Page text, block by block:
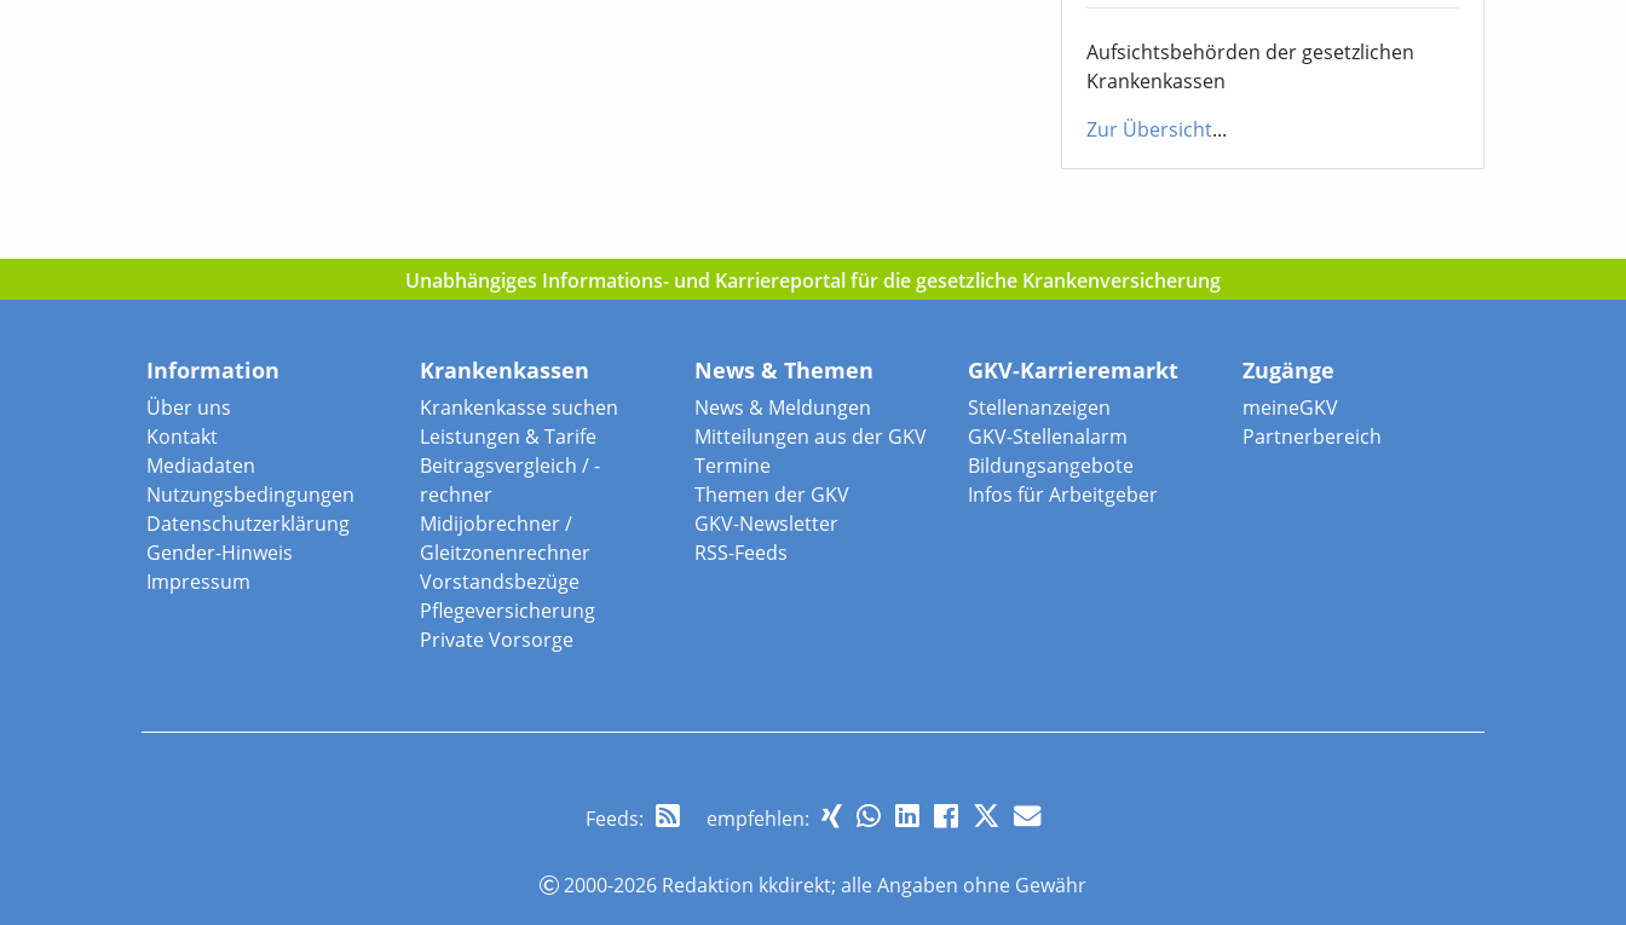
Aufsichtsbehörden der gesetzlichen
Krankenkassen
Zur Übersicht...
Unabhängiges Informations- und Karriereportal für die gesetzliche Krankenversicherung
Information
Über uns
Kontakt
Mediadaten
Nutzungsbedingungen
Datenschutzerklärung
Gender-Hinweis
Impressum
Krankenkassen
Krankenkasse suchen
Leistungen & Tarife
Beitragsvergleich / -
rechner
Midijobrechner /
Gleitzonenrechner
Vorstandsbezüge
Pflegeversicherung
Private Vorsorge
News & Themen
News & Meldungen
Mitteilungen aus der GKV
Termine
Themen der GKV
GKV-Newsletter
RSS-Feeds
GKV-Karrieremarkt
Stellenanzeigen
GKV-Stellenalarm
Bildungsangebote
Infos für Arbeitgeber
Zugänge
meineGKV
Partnerbereich
Feeds: empfehlen:
2000-2026 Redaktion kkdirekt; alle Angaben ohne Gewähr